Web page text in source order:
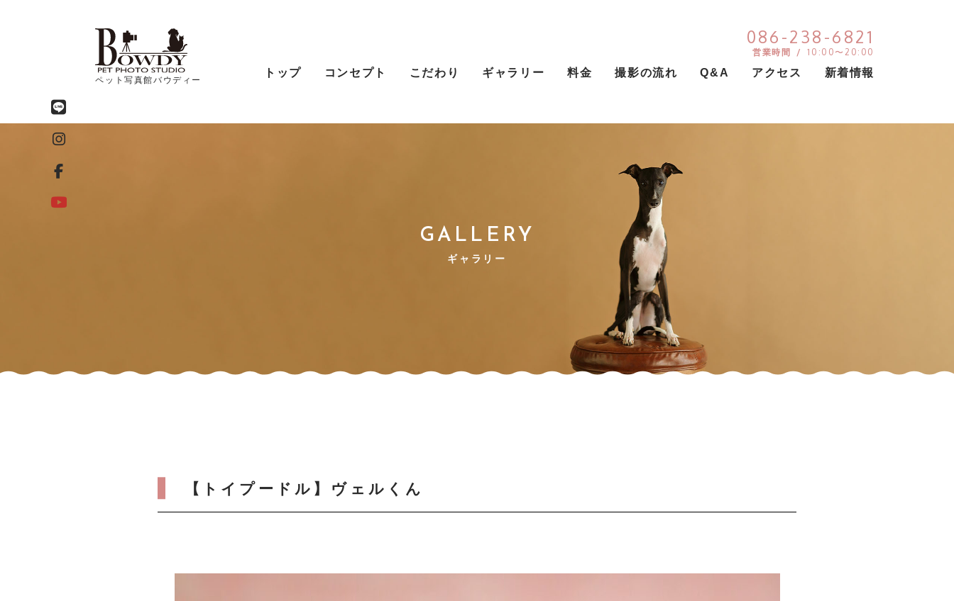
ペット写真館バウディー
086-238-6821
営業時間 /10:00〜20:00
トップ コンセプト こだわり ギャラリー 料金 撮影の流れ Q&A アクセス 新着情報
GALLERY
ギャラリー
【トイプードル】ヴェルくん